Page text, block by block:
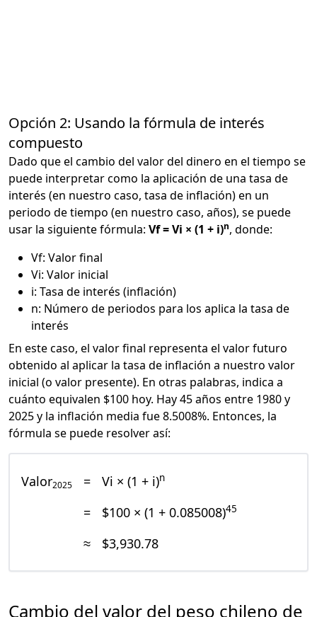
Opción 2: Usando la fórmula de interés
compuesto
Dado que el cambio del valor del dinero en el tiempo se
puede interpretar como la aplicación de una tasa de
interés (en nuestro caso, tasa de inflación) en un
periodo de tiempo (en nuestro caso, años), se puede
usar la siguiente fórmula: Vf = Vi × (1 + i)n, donde:
Vf: Valor final
Vi: Valor inicial
i: Tasa de interés (inflación)
n: Número de periodos para los aplica la tasa de
interés
En este caso, el valor final representa el valor futuro
obtenido al aplicar la tasa de inflación a nuestro valor
inicial (o valor presente). En otras palabras, indica a
cuánto equivalen $100 hoy. Hay 45 años entre 1980 y
2025 y la inflación media fue 8.5008%. Entonces, la
fórmula se puede resolver así:
Valor2025 = Vi × (1 + i)n
= $100 × (1 + 0.085008)45
≈ $3,930.78
Cambio del valor del peso chileno de